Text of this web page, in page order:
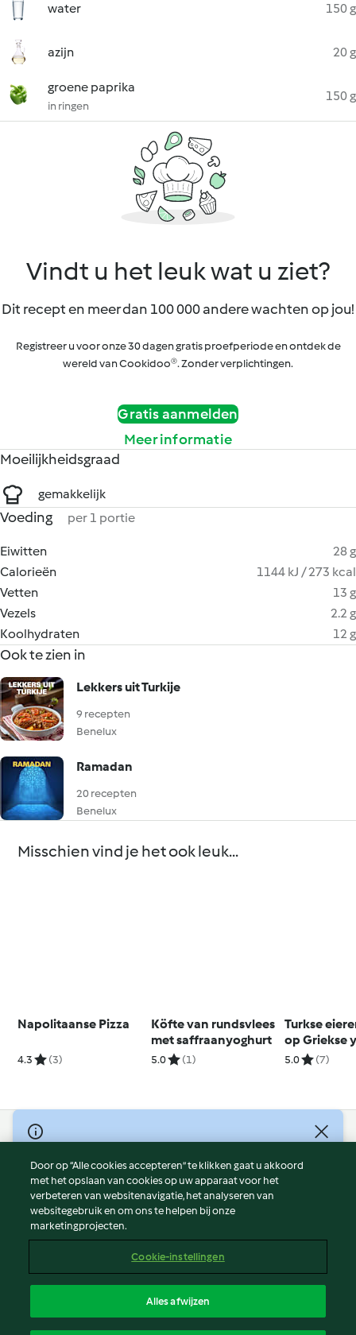
water 150 g
azijn 20 g
groene paprika
in ringen
150 g
Vindt u het leuk wat u ziet?
Dit recept en meer dan 100 000 andere wachten op jou!
Registreer u voor onze 30 dagen gratis proefperiode en ontdek de
wereld van Cookidoo®. Zonder verplichtingen.
Gratis aanmelden
Meer informatie
Moeilijkheidsgraad
gemakkelijk
Voeding per 1 portie
Eiwitten
28 g
Calorieën
1144 kJ / 273 kcal
Vetten
13 g
Vezels
2.2 g
Koolhydraten
12 g
Ook te zien in
Lekkers uit Turkije
9 recepten
Benelux
Ramadan
20 recepten
Benelux
Misschien vind je het ook leuk...
Napolitaanse Pizza
4.3 (3)
Köfte van rundsvlees
met saffraanyoghurt
5.0 (1)
Turkse
op Griekse
geserveerd
5.0 (7)
© Copyright 2026
Gebruiksvoorwaarden
Privacybeleid
Disclaimer
Colofon
Verslag Inhoud
Toegankelijkheidsverklaring
Door op “Alle cookies accepteren” te klikken gaat u akkoord
met het opslaan van cookies op uw apparaat voor het
verbeteren van websitenavigatie, het analyseren van
websitegebruik en om ons te helpen bij onze
marketingprojecten.
Cookie-instellingen
Alles afwijzen